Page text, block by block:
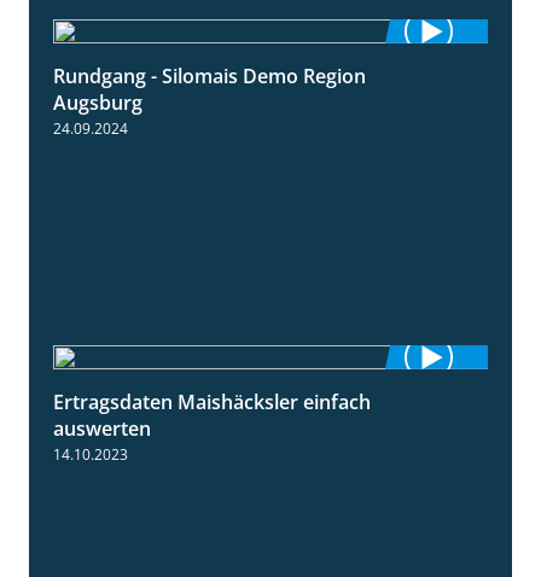
Rundgang - Silomais Demo Region
Augsburg
24.09.2024
Ertragsdaten Maishäcksler einfach
auswerten
14.10.2023